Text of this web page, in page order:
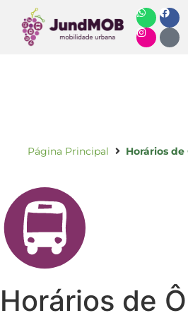
Página Principal Horários
Horários de